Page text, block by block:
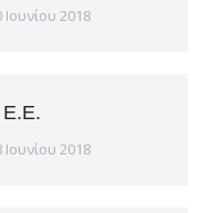
Ιουνίου 2018
Ιουνίου 2018